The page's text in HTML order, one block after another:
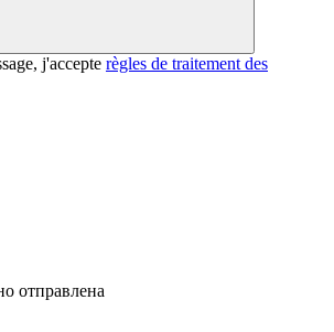
j'accepte règles de traitement des
отправлена